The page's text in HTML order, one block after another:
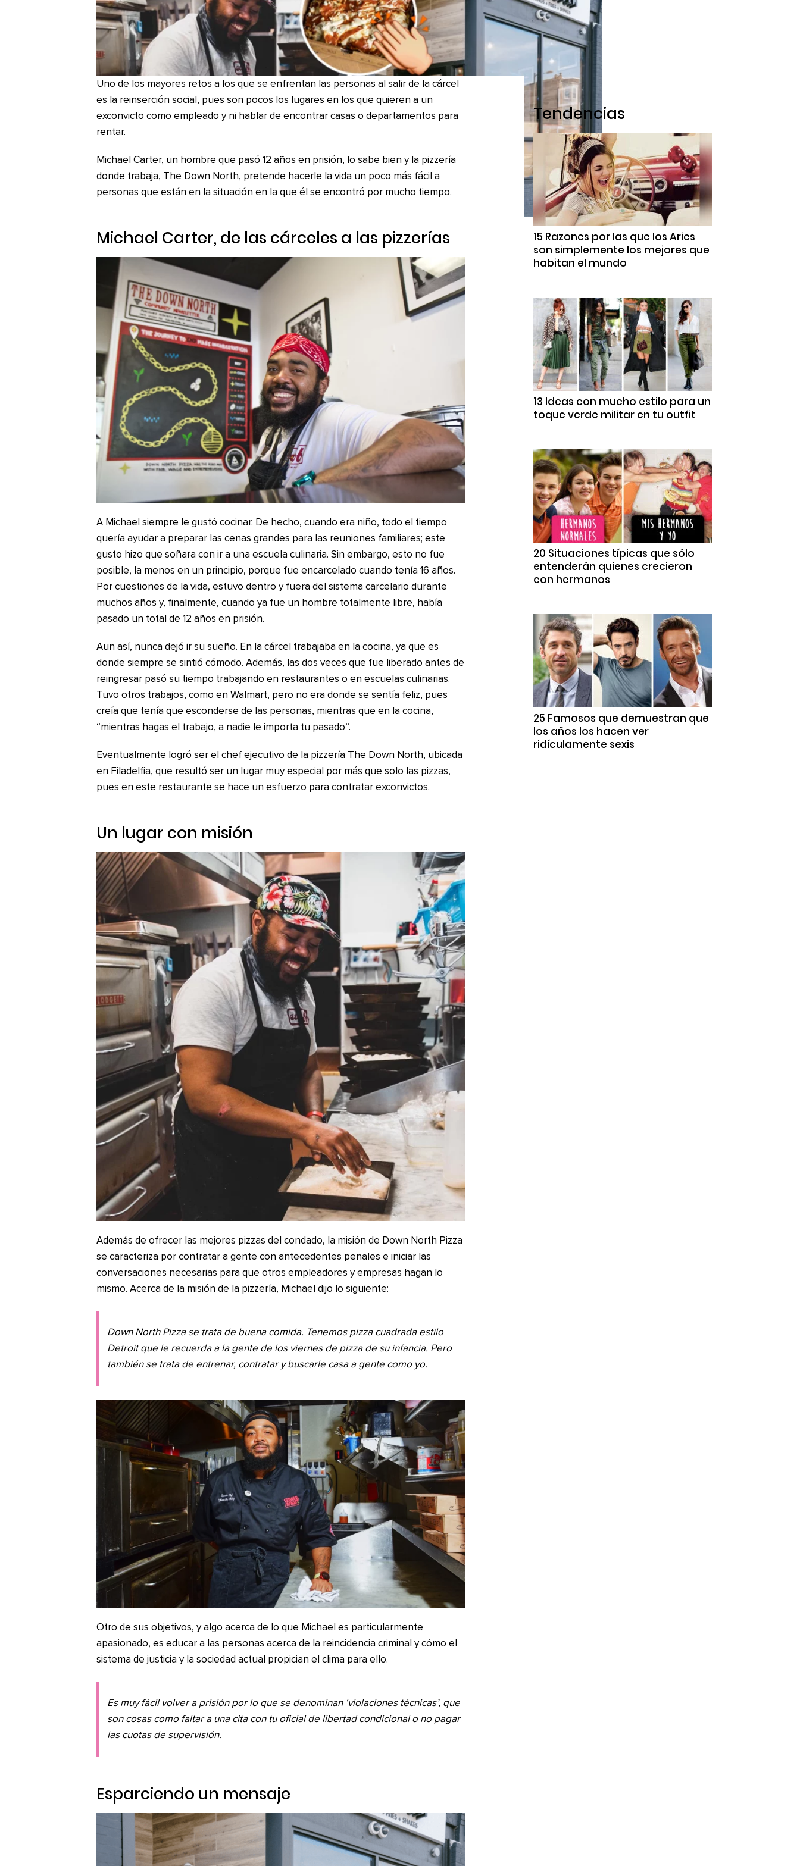
Uno de los mayores retos a los que se enfrentan las personas al salir de la cárcel
es la reinserción social, pues son pocos los lugares en los que quieren a un
exconvicto como empleado y ni hablar de encontrar casas o departamentos para
rentar.
Michael Carter, un hombre que pasó 12 años en prisión, lo sabe bien y la pizzería
donde trabaja, The Down North, pretende hacerle la vida un poco más fácil a
personas que están en la situación en la que él se encontró por mucho tiempo.
Michael Carter, de las cárceles a las pizzerías
A Michael siempre le gustó cocinar. De hecho, cuando era niño, todo el tiempo
quería ayudar a preparar las cenas grandes para las reuniones familiares; este
gusto hizo que soñara con ir a una escuela culinaria. Sin embargo, esto no fue
posible, la menos en un principio, porque fue encarcelado cuando tenía 16 años.
Por cuestiones de la vida, estuvo dentro y fuera del sistema carcelario durante
muchos años y, finalmente, cuando ya fue un hombre totalmente libre, había
pasado un total de 12 años en prisión.
Aun así, nunca dejó ir su sueño. En la cárcel trabajaba en la cocina, ya que es
donde siempre se sintió cómodo. Además, las dos veces que fue liberado antes de
reingresar pasó su tiempo trabajando en restaurantes o en escuelas culinarias.
Tuvo otros trabajos, como en Walmart, pero no era donde se sentía feliz, pues
creía que tenía que esconderse de las personas, mientras que en la cocina,
“mientras hagas el trabajo, a nadie le importa tu pasado”.
Eventualmente logró ser el chef ejecutivo de la pizzería The Down North, ubicada
en Filadelfia, que resultó ser un lugar muy especial por más que solo las pizzas,
pues en este restaurante se hace un esfuerzo para contratar exconvictos.
Un lugar con misión
Además de ofrecer las mejores pizzas del condado, la misión de Down North Pizza
se caracteriza por contratar a gente con antecedentes penales e iniciar las
conversaciones necesarias para que otros empleadores y empresas hagan lo
mismo. Acerca de la misión de la pizzería, Michael dijo lo siguiente:
Down North Pizza se trata de buena comida. Tenemos pizza cuadrada estilo
Detroit que le recuerda a la gente de los viernes de pizza de su infancia. Pero
también se trata de entrenar, contratar y buscarle casa a gente como yo.
Otro de sus objetivos, y algo acerca de lo que Michael es particularmente
apasionado, es educar a las personas acerca de la reincidencia criminal y cómo el
sistema de justicia y la sociedad actual propician el clima para ello.
Es muy fácil volver a prisión por lo que se denominan ‘violaciones técnicas’, que
son cosas como faltar a una cita con tu oficial de libertad condicional o no pagar
las cuotas de supervisión.
Esparciendo un mensaje
Tendencias
15 Razones por las que los Aries
son simplemente los mejores que
habitan el mundo
13 Ideas con mucho estilo para un
toque verde militar en tu outfit
20 Situaciones típicas que sólo
entenderán quienes crecieron
con hermanos
25 Famosos que demuestran que
los años los hacen ver
ridículamente sexis